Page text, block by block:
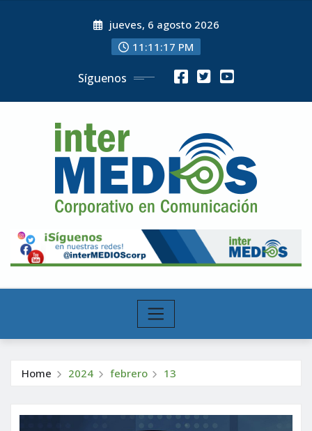
jueves, 6 agosto 2026
11:11:19 PM
Síguenos
Home 2024 febrero 13